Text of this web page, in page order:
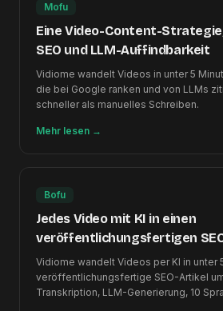
Mofu
Eine Video-Content-
SEO und LLM-Auffindbarkeit
Vidiome wandelt Videos in unter 5
die bei Google ranken und von LLMs
schneller als manuelles Schreiben.
Mehr lesen →
Bofu
Jedes Video mit KI in einen
veröffentlichungsfertigen
verwandeln
Vidiome wandelt Videos per KI in unter
veröffentlichungsfertige SEO-Artikel
Transkription, LLM-Generierung, 10